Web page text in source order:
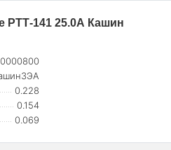
РТТ-141 25.0А Кашин
0.228
0.154
0.069